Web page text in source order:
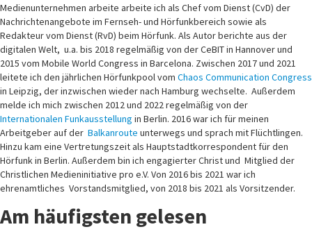
Medienunternehmen arbeite arbeite ich als Chef vom Dienst (CvD) der
Nachrichtenangebote im Fernseh- und Hörfunkbereich sowie als
Redakteur vom Dienst (RvD) beim Hörfunk. Als Autor berichte aus der
digitalen Welt, u.a. bis 2018 regelmäßig von der CeBIT in Hannover und
2015 vom Mobile World Congress in Barcelona. Zwischen 2017 und 2021
leitete ich den jährlichen Hörfunkpool vom Chaos Communication Congress
in Leipzig, der inzwischen wieder nach Hamburg wechselte. Außerdem
melde ich mich zwischen 2012 und 2022 regelmäßig von der
Internationalen Funkausstellung in Berlin. 2016 war ich für meinen
Arbeitgeber auf der Balkanroute unterwegs und sprach mit Flüchtlingen.
Hinzu kam eine Vertretungszeit als Hauptstadtkorrespondent für den
Hörfunk in Berlin. Außerdem bin ich engagierter Christ und Mitglied der
Christlichen Medieninitiative pro e.V. Von 2016 bis 2021 war ich
ehrenamtliches Vorstandsmitglied, von 2018 bis 2021 als Vorsitzender.
Am häufigsten gelesen